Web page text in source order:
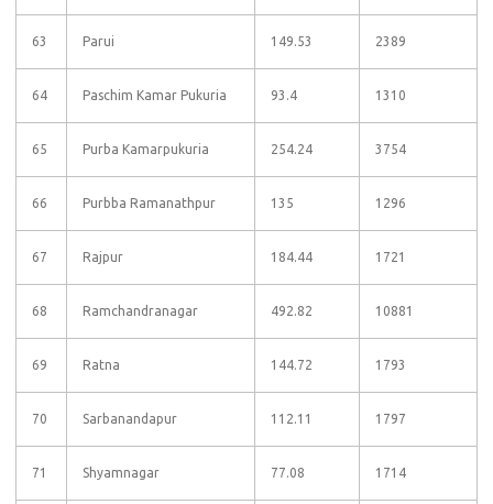
63 Parui 149.53 2389
64 Paschim Kamar Pukuria 93.4 1310
65 Purba Kamarpukuria 254.24 3754
66 Purbba Ramanathpur 135 1296
67 Rajpur 184.44 1721
68 Ramchandranagar 492.82 10881
69 Ratna 144.72 1793
70 Sarbanandapur 112.11 1797
71 Shyamnagar 77.08 1714